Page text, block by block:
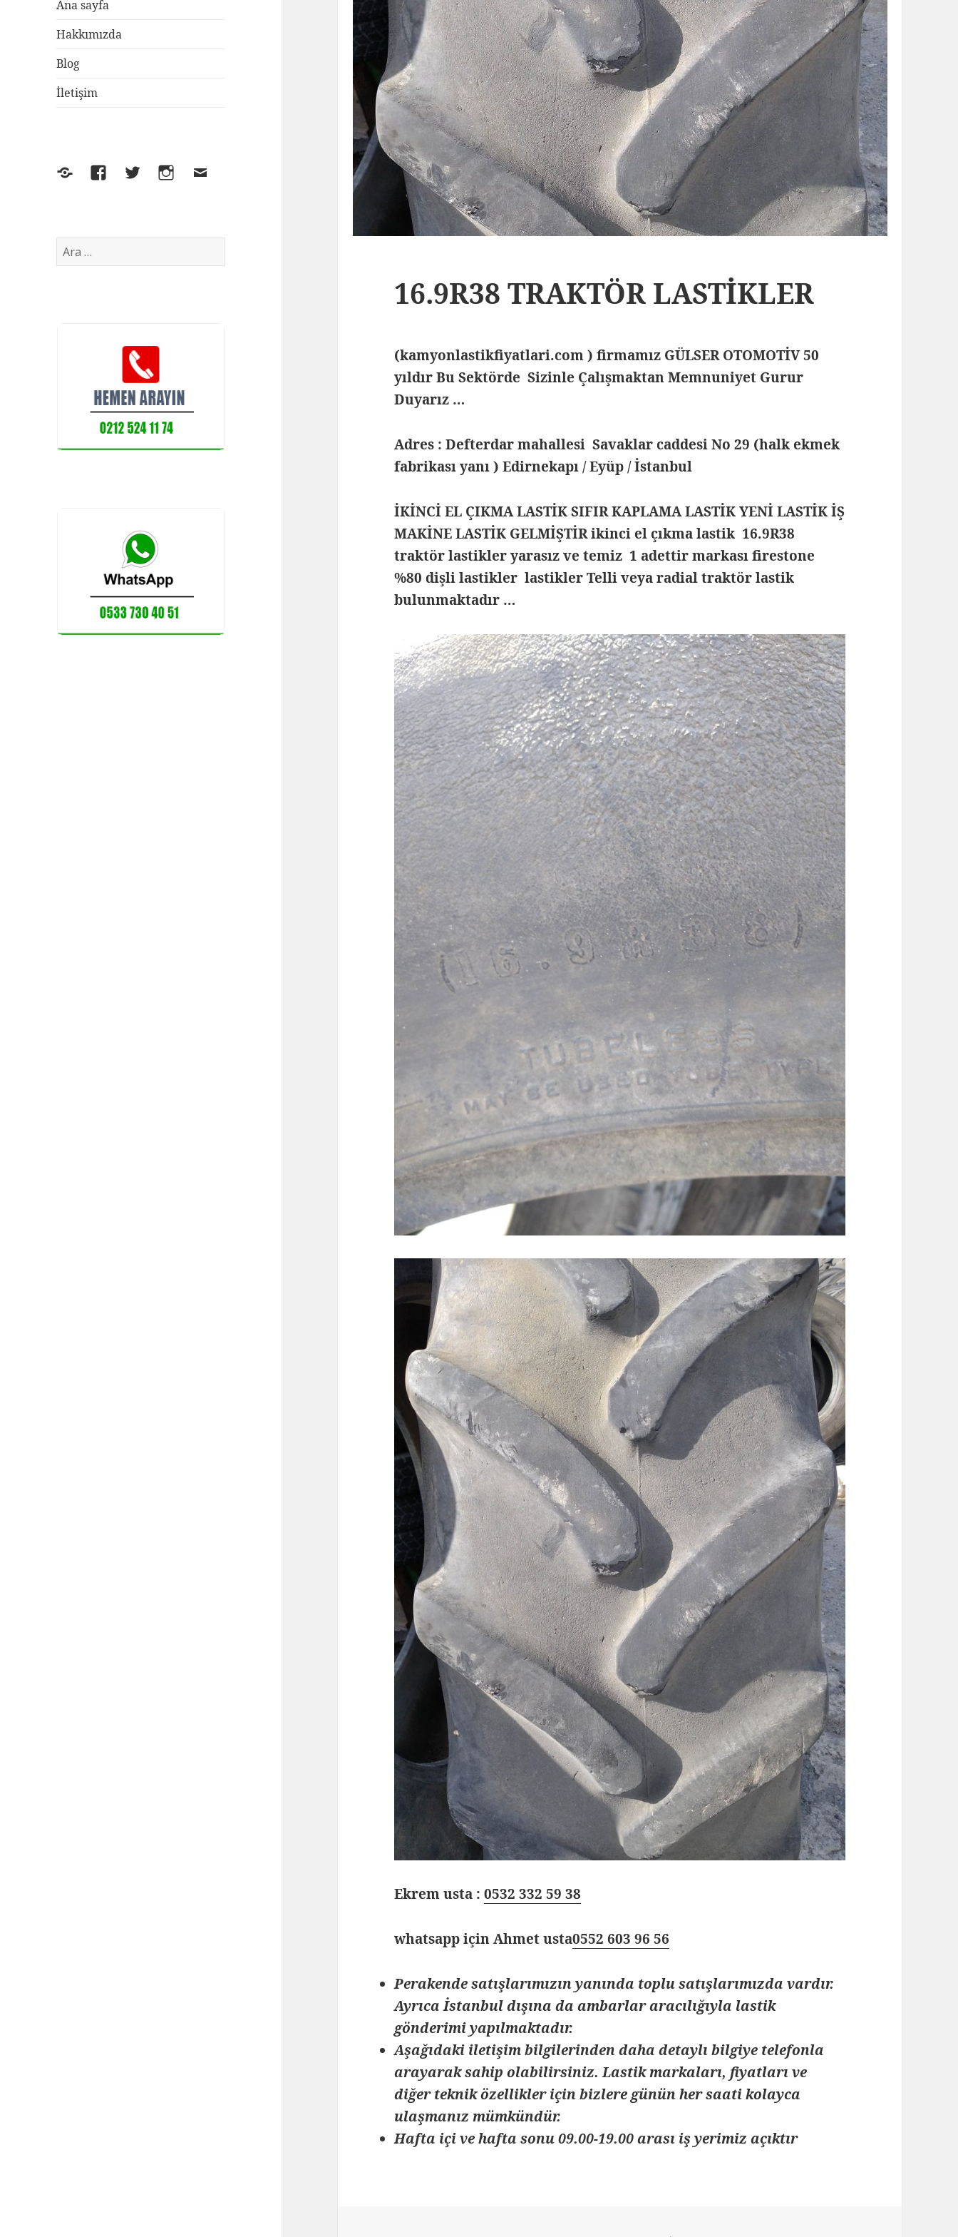
Ana sayfa
Hakkımızda
Blog
İletişim
Yelp FacebookTwitterInstagram
E-
Arama:
16.9R38 TRAKTÖR LASTİKLER
(kamyonlastikfiyatlari.com ) firmamız GÜLSER OTOMOTİV 50
yıldır Bu Sektörde Sizinle Çalışmaktan Memnuniyet Gurur
Duyarız …
Adres : Defterdar mahallesi Savaklar caddesi No 29 (halk ekmek
fabrikası yanı ) Edirnekapı / Eyüp / İstanbul
İKİNCİ EL ÇIKMA LASTİK SIFIR KAPLAMA LASTİK YENİ LASTİK İŞ
MAKİNE LASTİK GELMİŞTİR ikinci el çıkma lastik 16.9R38
traktör lastikler yarasız ve temiz 1 adettir markası firestone
%80 dişli lastikler lastikler Telli veya radial traktör lastik
bulunmaktadır …
Ekrem usta :0532 332 59 38
whatsapp için Ahmet usta0552 603 96 56
Perakende satışlarımızın yanında toplu satışlarımızda vardır.
Ayrıca İstanbul dışına da ambarlar aracılığıyla lastik
gönderimi yapılmaktadır.
Aşağıdaki iletişim bilgilerinden daha detaylı bilgiye telefonla
arayarak sahip olabilirsiniz. Lastik markaları, fiyatları ve
diğer teknik özellikler için bizlere günün her saati kolayca
ulaşmanız mümkündür.
Hafta içi ve hafta sonu 09.00-19.00 arası iş yerimiz açıktır